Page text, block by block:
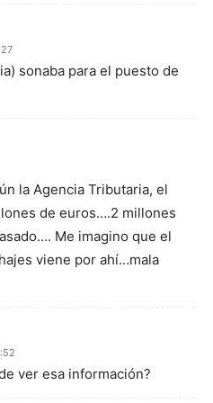
sonaba para el puesto de
la Agencia Tributaria, el
de euros….2 millones
Me imagino que el
viene por ahí…mala
ver esa información?